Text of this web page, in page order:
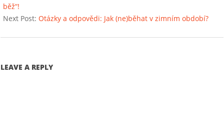
05
běž“!
Next Post: Otázky a odpovědi: Jak (ne)běhat v zimním období?
LEAVE A REPLY